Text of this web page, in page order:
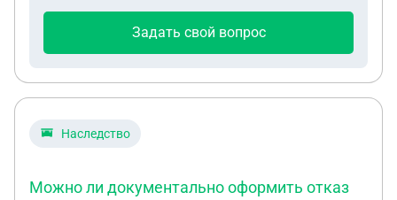
Задать свой вопрос
Наследство
Можно ли документально оформить отказ